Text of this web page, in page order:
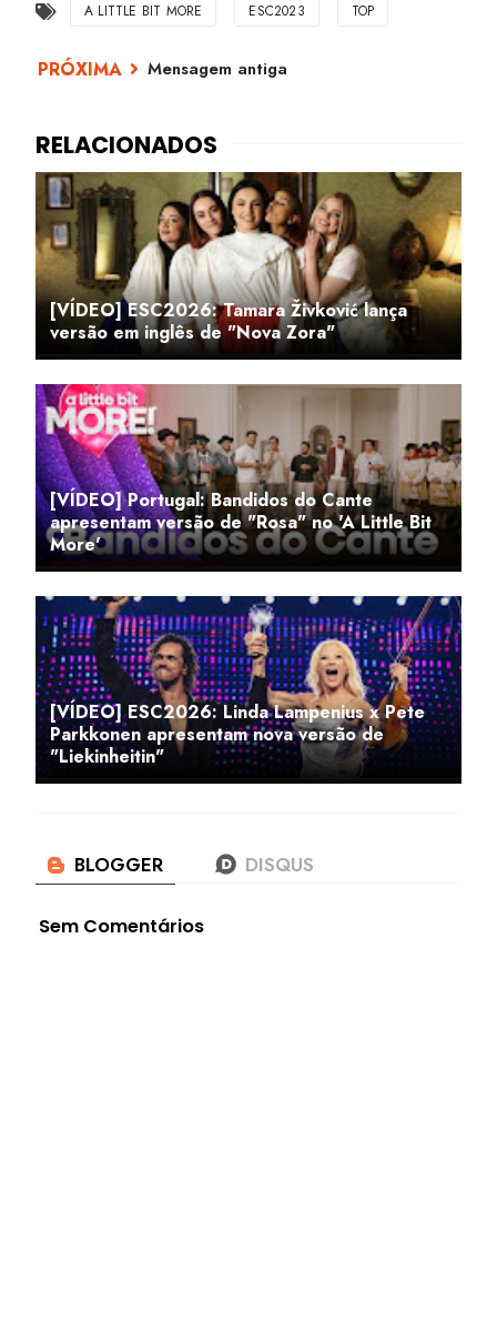
A LITTLE BIT MORE ESC2023 TOP
Mensagem antiga
[VÍDEO] ESC2026: Tamara Živković lança
versão em inglês de "Nova Zora"
[VÍDEO] Portugal: Bandidos do Cante
apresentam versão de "Rosa" no 'A Little Bit
More'
[VÍDEO] ESC2026: Linda Lampenius x Pete
Parkkonen apresentam nova versão de
"Liekinheitin"
Sem Comentários